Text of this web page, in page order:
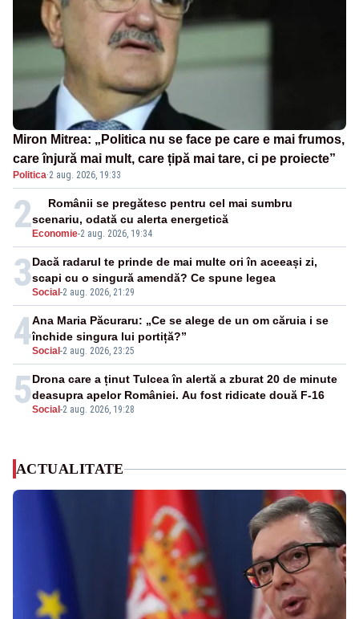
Miron Mitrea: „Politica nu se face pe care e mai frumos,
care înjură mai mult, care țipă mai tare, ci pe proiecte”
Politica·2 aug. 2026, 19:33
2 Economie-2 aug. 2026, 19:34
Românii se pregătesc pentru cel mai sumbru
scenariu, odată cu alerta energetică
3Social -2 aug. 2026, 21:29
Dacă radarul te prinde de mai multe ori în aceeași zi,
scapi cu o singură amendă? Ce spune legea
4Social -2 aug. 2026, 23:25
Ana Maria Păcuraru: „Ce se alege de un om căruia i se
închide singura lui portiță?”
5Social -2 aug. 2026, 19:28
Drona care a ținut Tulcea în alertă a zburat 20 de minute
deasupra apelor României. Au fost ridicate două F-16
ACTUALITATE